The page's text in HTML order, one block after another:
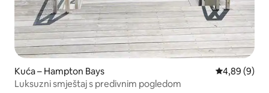
Kuća – Hampton Bays Prosječna
4,89 (9)
Luksuzni smještaj s predivnim pogledom